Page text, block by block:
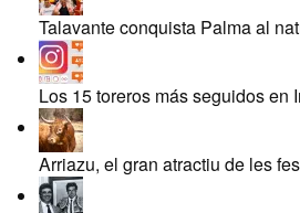
Talavante conquista Palma al
Los 15 toreros más seguidos en
Arriazu, el gran atractiu de les